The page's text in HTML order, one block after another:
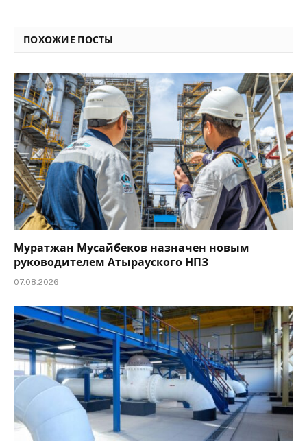
ПОХОЖИЕ ПОСТЫ
Муратжан Мусайбеков назначен новым
руководителем Атырауского НПЗ
07.08.2026